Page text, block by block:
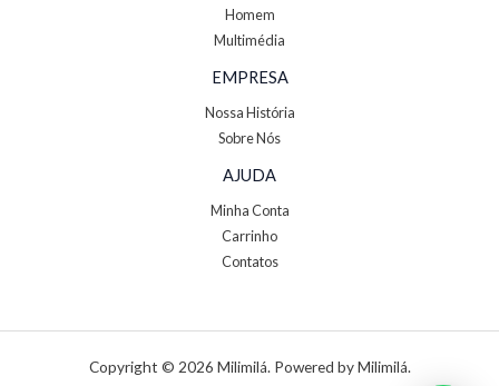
Homem
Multimédia
EMPRESA
Nossa História
Sobre Nós
AJUDA
Minha Conta
Carrinho
Contatos
Copyright © 2026 Milimilá. Powered by Milimilá.